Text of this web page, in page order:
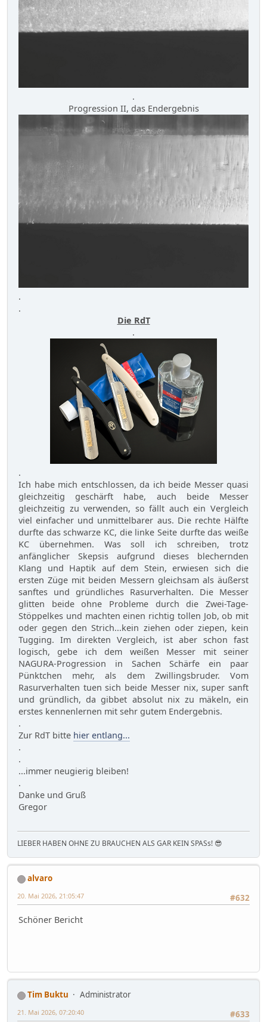
.
Progression II, das Endergebnis
.
.
Die RdT
.
.
Ich habe mich entschlossen, da ich beide Messer quasi
gleichzeitig geschärft habe, auch beide Messer
gleichzeitig zu verwenden, so fällt auch ein Vergleich
viel einfacher und unmittelbarer aus. Die rechte Hälfte
durfte das schwarze KC, die linke Seite durfte das weiße
KC übernehmen. Was soll ich schreiben, trotz
anfänglicher Skepsis aufgrund dieses blechernden
Klang und Haptik auf dem Stein, erwiesen sich die
ersten Züge mit beiden Messern gleichsam als äußerst
sanftes und gründliches Rasurverhalten. Die Messer
glitten beide ohne Probleme durch die Zwei-Tage-
Stöppelkes und machten einen richtig tollen Job, ob mit
oder gegen den Strich...kein ziehen oder ziepen, kein
Tugging. Im direkten Vergleich, ist aber schon fast
logisch, gebe ich dem weißen Messer mit seiner
NAGURA-Progression in Sachen Schärfe ein paar
Pünktchen mehr, als dem Zwillingsbruder. Vom
Rasurverhalten tuen sich beide Messer nix, super sanft
und gründlich, da gibbet absolut nix zu mäkeln, ein
erstes kennenlernen mit sehr gutem Endergebnis.
.
Zur RdT bitte hier entlang...
.
.
...immer neugierig bleiben!
.
Danke und Gruß
Gregor
LIEBER HABEN OHNE ZU BRAUCHEN ALS GAR KEIN SPASs! 😎
alvaro
#632
20. Mai 2026, 21:05:47
Schöner Bericht
Tim Buktu
Administrator
#633
21. Mai 2026, 07:20:40